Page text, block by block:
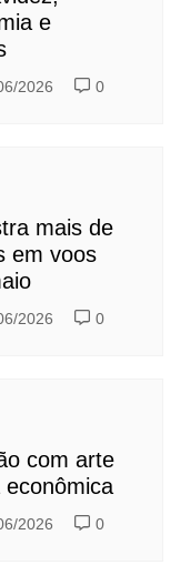
e
2026 0
mais de
em voos
2026 0
com arte
2026 0